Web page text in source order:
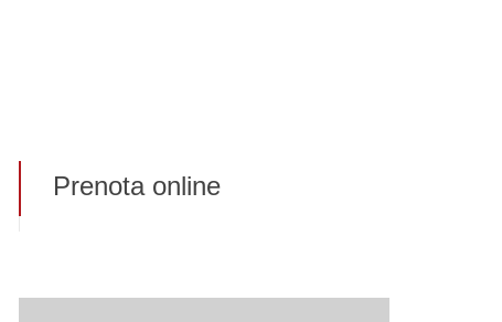
Prenota online